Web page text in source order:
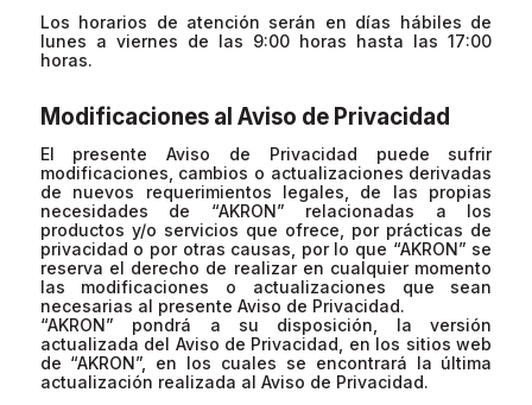
Los horarios de atención serán en días hábiles de
lunes a viernes de las 9:00 horas hasta las 17:00
horas.
Modificaciones al Aviso de Privacidad
El presente Aviso de Privacidad puede sufrir
modificaciones, cambios o actualizaciones derivadas
de nuevos requerimientos legales, de las propias
necesidades de “AKRON” relacionadas a los
productos y/o servicios que ofrece, por prácticas de
privacidad o por otras causas, por lo que “AKRON” se
reserva el derecho de realizar en cualquier momento
las modificaciones o actualizaciones que sean
necesarias al presente Aviso de Privacidad.
“AKRON” pondrá a su disposición, la versión
actualizada del Aviso de Privacidad, en los sitios web
de “AKRON”, en los cuales se encontrará la última
actualización realizada al Aviso de Privacidad.